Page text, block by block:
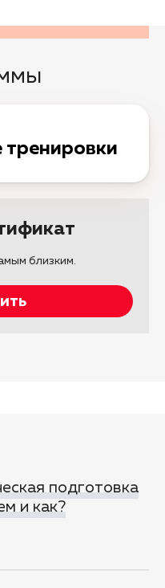
близким.
подготовка
и как?